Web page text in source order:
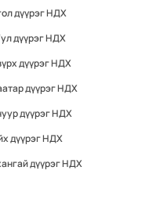
дүүрэг НДХ
дүүрэг НДХ
дүүрэг НДХ
дүүрэг НДХ
дүүрэг НДХ
дүүрэг НДХ
дүүрэг НДХ